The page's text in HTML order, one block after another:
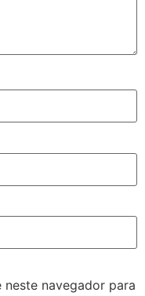
neste navegador para